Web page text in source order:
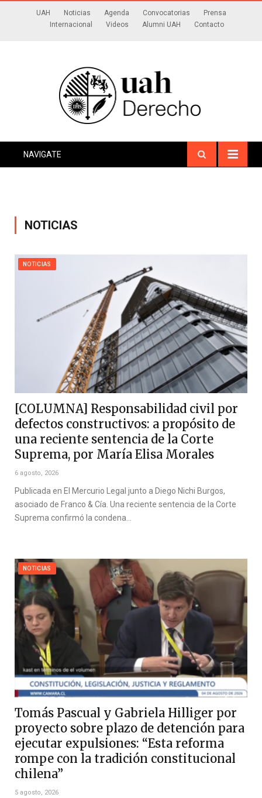
UAH Noticias Agenda Convocatorias
Prensa
Internacional
Videos Alumni UAH Contacto
NAVIGATE
NOTICIAS
NOTICIAS
[COLUMNA] Responsabilidad civil por
defectos constructivos: a propósito de
una reciente sentencia de la Corte
Suprema, por María Elisa Morales
6 agosto, 2026
Publicada en El Mercurio Legal junto a Diego Nichi Burgos,
asociado de Franco & Cía. Una reciente sentencia de la Corte
Suprema confirmó la condena…
NOTICIAS
Tomás Pascual y Gabriela Hilliger por
proyecto sobre plazo de detención para
ejecutar expulsiones: “Esta reforma
rompe con la tradición constitucional
chilena”
5 agosto, 2026